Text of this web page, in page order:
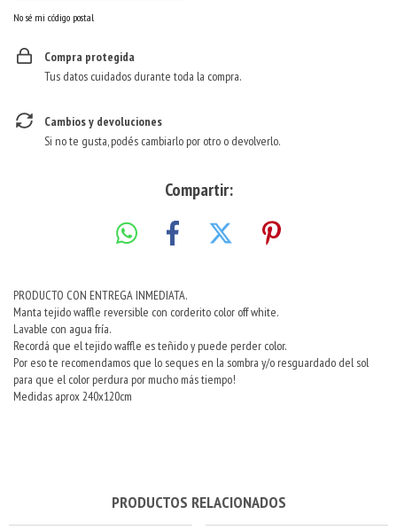
No sé mi código postal
Compra protegida
Tus datos cuidados durante toda la compra.
Cambios y devoluciones
Si no te gusta, podés cambiarlo por otro o devolverlo.
Compartir:
PRODUCTO CON ENTREGA INMEDIATA.
Manta tejido waffle reversible con corderito color off white.
Lavable con agua fría.
Recordá que el tejido waffle es teñido y puede perder color.
Por eso te recomendamos que lo seques en la sombra y/o resguardado del sol
para que el color perdura por mucho más tiempo!
Medidas aprox 240x120cm
PRODUCTOS RELACIONADOS